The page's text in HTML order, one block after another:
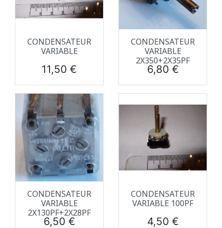
CONDENSATEUR
VARIABLE
Prix
11,50 €
CONDENSATEUR
VARIABLE
2X350+2X35PF
Prix
6,80 €
CONDENSATEUR
VARIABLE
2X130PF+2X28PF
Prix
6,50 €
CONDENSATEUR
VARIABLE 100PF
Prix
4,50 €